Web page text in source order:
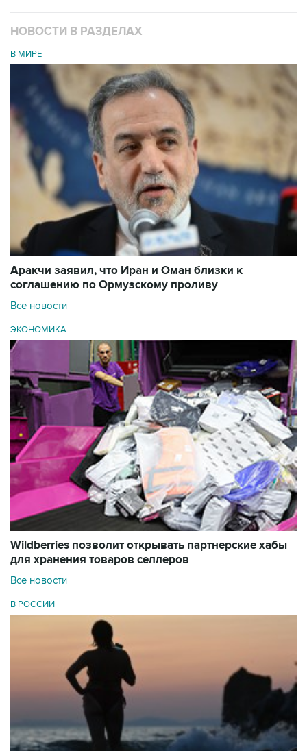
НОВОСТИ В РАЗДЕЛАХ
В МИРЕ
Аракчи заявил, что Иран и Оман близки к
соглашению по Ормузскому проливу
Все новости
ЭКОНОМИКА
Wildberries позволит открывать партнерские хабы
для хранения товаров селлеров
Все новости
В РОССИИ